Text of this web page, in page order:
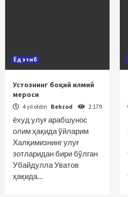
Ёд этиб
Устознинг боқий илмий
мероси
4 yil oldin Behzod 2 179
ёхуд улуғ арабшунос
олим ҳақида ўйларим
Халқимизнинг улуғ
зотларидан бири бўлган
Убайдулла Уватов
ҳақида…